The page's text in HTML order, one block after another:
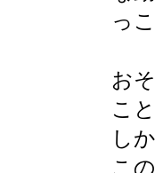
っ
お
こ
し
こ